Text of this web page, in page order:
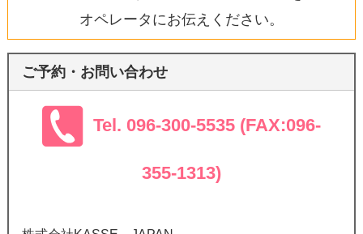
オペレータにお伝えください。
ご予約・お問い合わせ
Tel. 096-300-5535 (FAX:096-
355-1313)